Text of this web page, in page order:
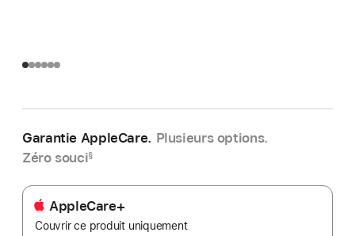
Garantie AppleCare. Plusieurs options.
Zéro souci§
AppleCare+
Couvrir ce produit uniquement